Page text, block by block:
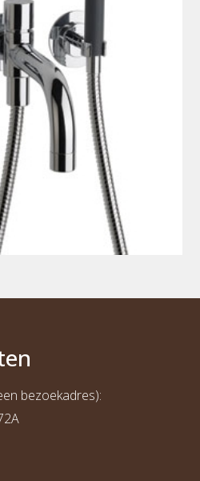
bezoekadres):